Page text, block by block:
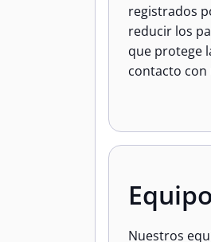
registrados
reducir los
que protege
contacto con
Nuestros